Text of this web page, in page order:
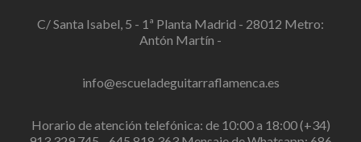
C/ Santa Isabel, 5 - 1ª Planta Madrid - 28012 Metro:
Antón Martín -
info@escueladeguitarraflamenca.es
Horario de atención telefónica: de 10:00 a 18:00 (+34)